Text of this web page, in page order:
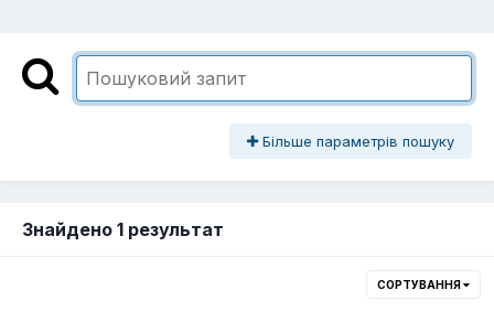
Більше параметрів пошуку
Знайдено 1 результат
СОРТУВАННЯ